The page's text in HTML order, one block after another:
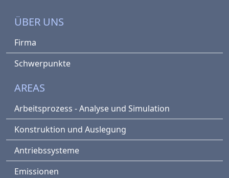
ÜBER UNS
Firma
Schwerpunkte
AREAS
Arbeitsprozess - Analyse und Simulation
Konstruktion und Auslegung
Antriebssysteme
Emissionen